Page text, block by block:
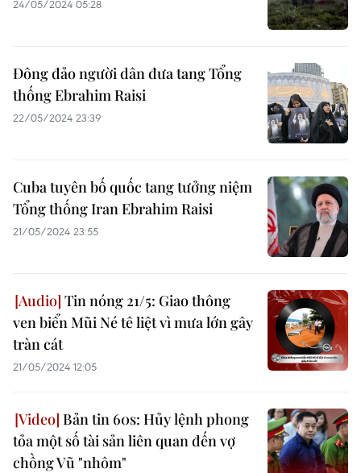
24/05/2024 05:28
Đông đảo người dân đưa tang Tổng
thống Ebrahim Raisi
22/05/2024 23:39
Cuba tuyên bố quốc tang tưởng niệm
Tổng thống Iran Ebrahim Raisi
21/05/2024 23:55
Tin nóng 21/5: Giao thông
ven biển Mũi Né tê liệt vì mưa lớn gây
tràn cát
21/05/2024 12:05
Bản tin 60s: Hủy lệnh phong
tỏa một số tài sản liên quan đến vợ
chồng Vũ "nhôm"